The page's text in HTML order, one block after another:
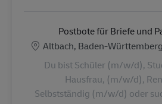
Postbote für Briefe und
Altbach, Baden-
Du bist Schüler (m/w/d),
Hausfrau, (m/w/d),
Selbstständig (m/w/d) oder